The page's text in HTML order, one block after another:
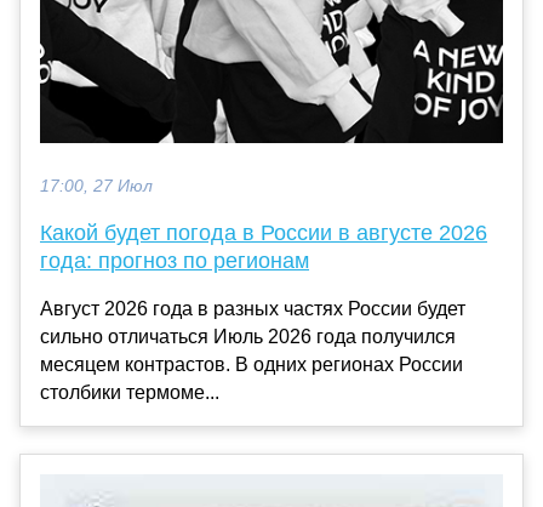
17:00, 27 Июл
Какой будет погода в России в августе 2026
года: прогноз по регионам
Август 2026 года в разных частях России будет
сильно отличаться Июль 2026 года получился
месяцем контрастов. В одних регионах России
столбики термоме...